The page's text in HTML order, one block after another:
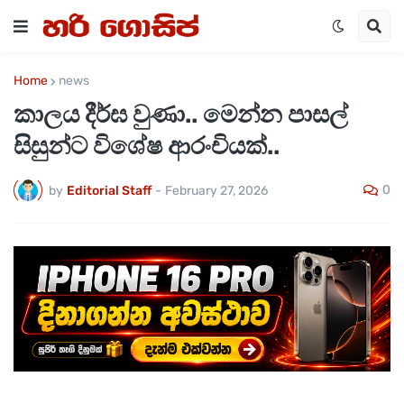
Home news
කාලය දීර්ඝ වුණා.. මෙන්න පාසල්
සිසුන්ට විශේෂ ආරංචියක්..
by Editorial Staff - February 27, 2026 0